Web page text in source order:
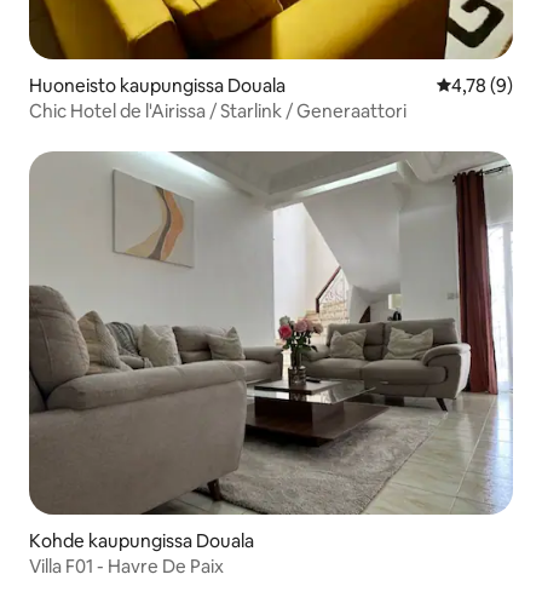
Huoneisto kaupungissa Douala
4,78 (9)
Chic Hotel de l'Airissa / Starlink / Generaattori
Kohde kaupungissa Douala
Villa F01 - Havre De Paix